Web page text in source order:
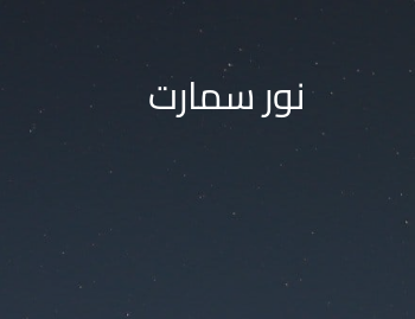
نور سمارت